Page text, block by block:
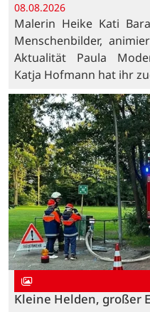
08.08.2026
Malerin Heike Kati
Menschenbilder,
Aktualität Paula
Katja Hofmann hat ihr
Kleine Helden, großer